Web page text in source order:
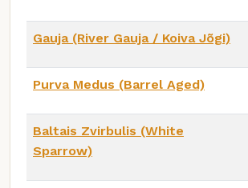
Gauja (River Gauja / Koiva Jõgi)
Purva Medus (Barrel Aged)
Baltais Zvirbulis (White
Sparrow)